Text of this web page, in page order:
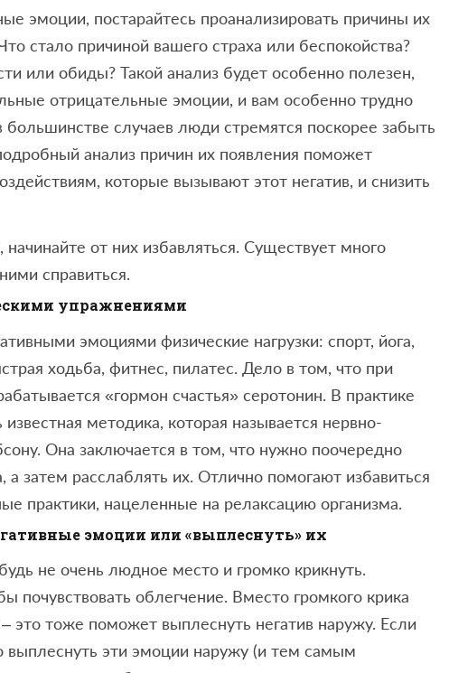
эмоции, постарайтесь проанализировать причины их
стало причиной вашего страха или беспокойства?
или обиды? Такой анализ будет особенно полезен,
отрицательные эмоции, и вам особенно трудно
большинстве случаев люди стремятся поскорее забыть
анализ причин их появления поможет
которые вызывают этот негатив, и снизить
от них избавляться. Существует много
справиться.
упражнениями
эмоциями физические нагрузки: спорт, йога,
ходьба, фитнес, пилатес. Дело в том, что при
«гормон счастья» серотонин. В практике
методика, которая называется нервно-
Она заключается в том, что нужно поочередно
затем расслаблять их. Отлично помогают избавиться
практики, нацеленные на релаксацию организма.
эмоции или «выплеснуть» их
не очень людное место и громко крикнуть.
почувствовать облегчение. Вместо громкого крика
это тоже поможет выплеснуть негатив наружу. Если
выплеснуть эти эмоции наружу (и тем самым